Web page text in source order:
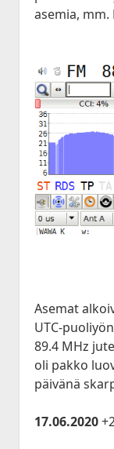
asemia, mm.
Asemat
UTC-
89.4 MHz
oli pakko
päivänä
17.06.2020